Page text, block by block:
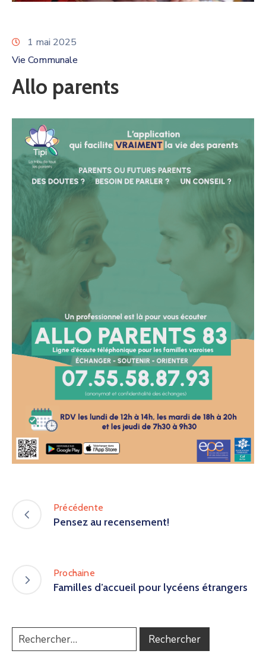
1 mai 2025
Vie Communale
Allo parents
Précédente
Pensez au recensement!
Prochaine
Familles d’accueil pour lycéens étrangers